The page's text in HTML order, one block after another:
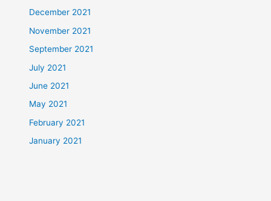
December 2021
November 2021
September 2021
July 2021
June 2021
May 2021
February 2021
January 2021